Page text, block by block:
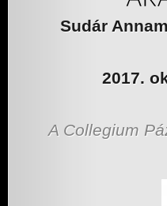
Sudár
2017.
A Collegium